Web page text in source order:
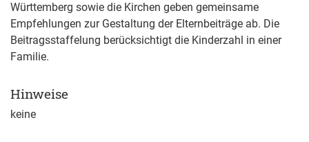
Württemberg sowie die Kirchen geben gemeinsame
Empfehlungen zur Gestaltung der Elternbeiträge ab. Die
Beitragsstaffelung berücksichtigt die Kinderzahl in einer
Familie.
Hinweise
keine